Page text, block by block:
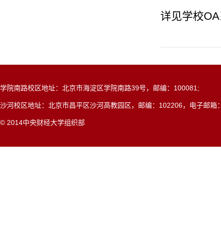
详见学校
学院南路校区地址：北京市海淀区学院南路39号，邮编：100081;
沙河校区地址：北京市昌平区沙河高教园区，邮编：102206，电子邮箱
© 2014中央财经大学组织部